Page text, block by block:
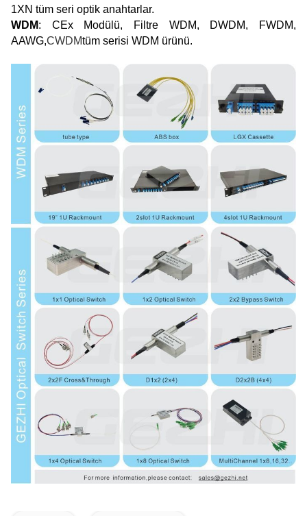
1XN tüm seri optik anahtarlar.
WDM: CEx Modülü, Filtre WDM, DWDM, FWDM,
AAWG,CWDMtüm serisi WDM ürünü.